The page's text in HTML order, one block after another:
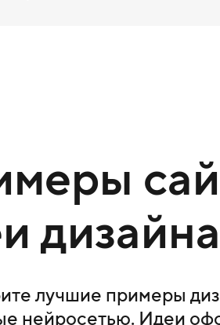
лучшие примеры
нейросетью. Идеи